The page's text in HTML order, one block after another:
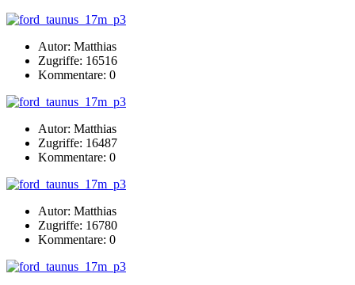
Autor: Matthias
Zugriffe: 16516
Kommentare: 0
Autor: Matthias
Zugriffe: 16487
Kommentare: 0
Autor: Matthias
Zugriffe: 16780
Kommentare: 0